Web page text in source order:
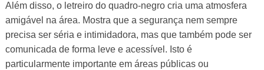
Além disso, o letreiro do quadro-negro cria uma atmosfera
amigável na área. Mostra que a segurança nem sempre
precisa ser séria e intimidadora, mas que também pode ser
comunicada de forma leve e acessível. Isto é
particularmente importante em áreas públicas ou